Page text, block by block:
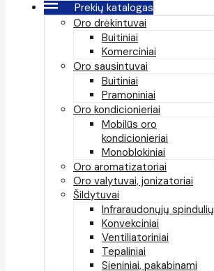
Prekių katalogas
Oro drėkintuvai
Buitiniai
Komerciniai
Oro sausintuvai
Buitiniai
Pramoniniai
Oro kondicionieriai
Mobilūs oro
kondicionieriai
Monoblokiniai
Oro aromatizatoriai
Oro valytuvai, jonizatoriai
Šildytuvai
Infraraudonųjų spindulių
Konvekciniai
Ventiliatoriniai
Tepaliniai
Sieniniai, pakabinami